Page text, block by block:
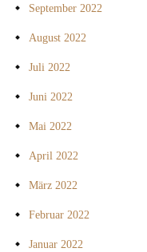
September 2022
August 2022
Juli 2022
Juni 2022
Mai 2022
April 2022
März 2022
Februar 2022
Januar 2022